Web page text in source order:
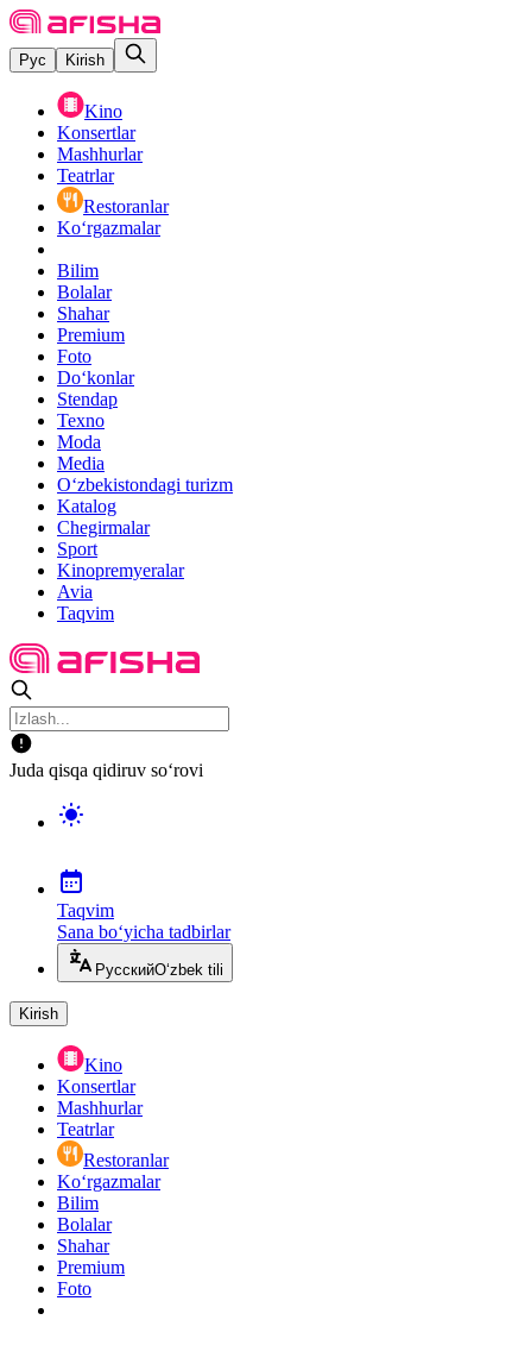
Рус Kirish
Kino
Konsertlar
Mashhurlar
Teatrlar
Restoranlar
Ko‘rgazmalar
Bilim
Bolalar
Shahar
Premium
Foto
Do‘konlar
Stendap
Texno
Moda
Media
O‘zbekistondagi turizm
Katalog
Chegirmalar
Sport
Kinopremyeralar
Avia
Taqvim
Juda qisqa qidiruv so‘rovi
Taqvim
Sana bo‘yicha tadbirlar
РусскийO‘zbek tili
Kirish
Kino
Konsertlar
Mashhurlar
Teatrlar
Restoranlar
Ko‘rgazmalar
Bilim
Bolalar
Shahar
Premium
Foto